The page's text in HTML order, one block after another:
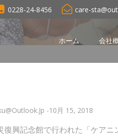
0228-24-8456 care-
ホーム 会社
-10月 15, 2018
復興記念館で行われた「ケア